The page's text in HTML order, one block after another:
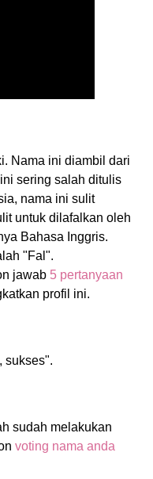
Nama ini diambil dari
sering salah ditulis
nama ini sulit
untuk dilafalkan oleh
Bahasa Inggris.
"Fal".
jawab 5 pertanyaan
profil ini.
sukses".
sudah melakukan
voting nama anda